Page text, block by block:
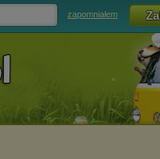
zapomniałem